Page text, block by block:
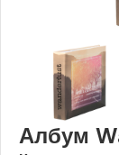
Албум